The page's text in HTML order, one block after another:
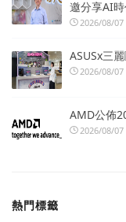
邀分享AI
2026/08/07
ASUSx三
2026/08/07
AMD公佈
2026/08/07
熱門標籤